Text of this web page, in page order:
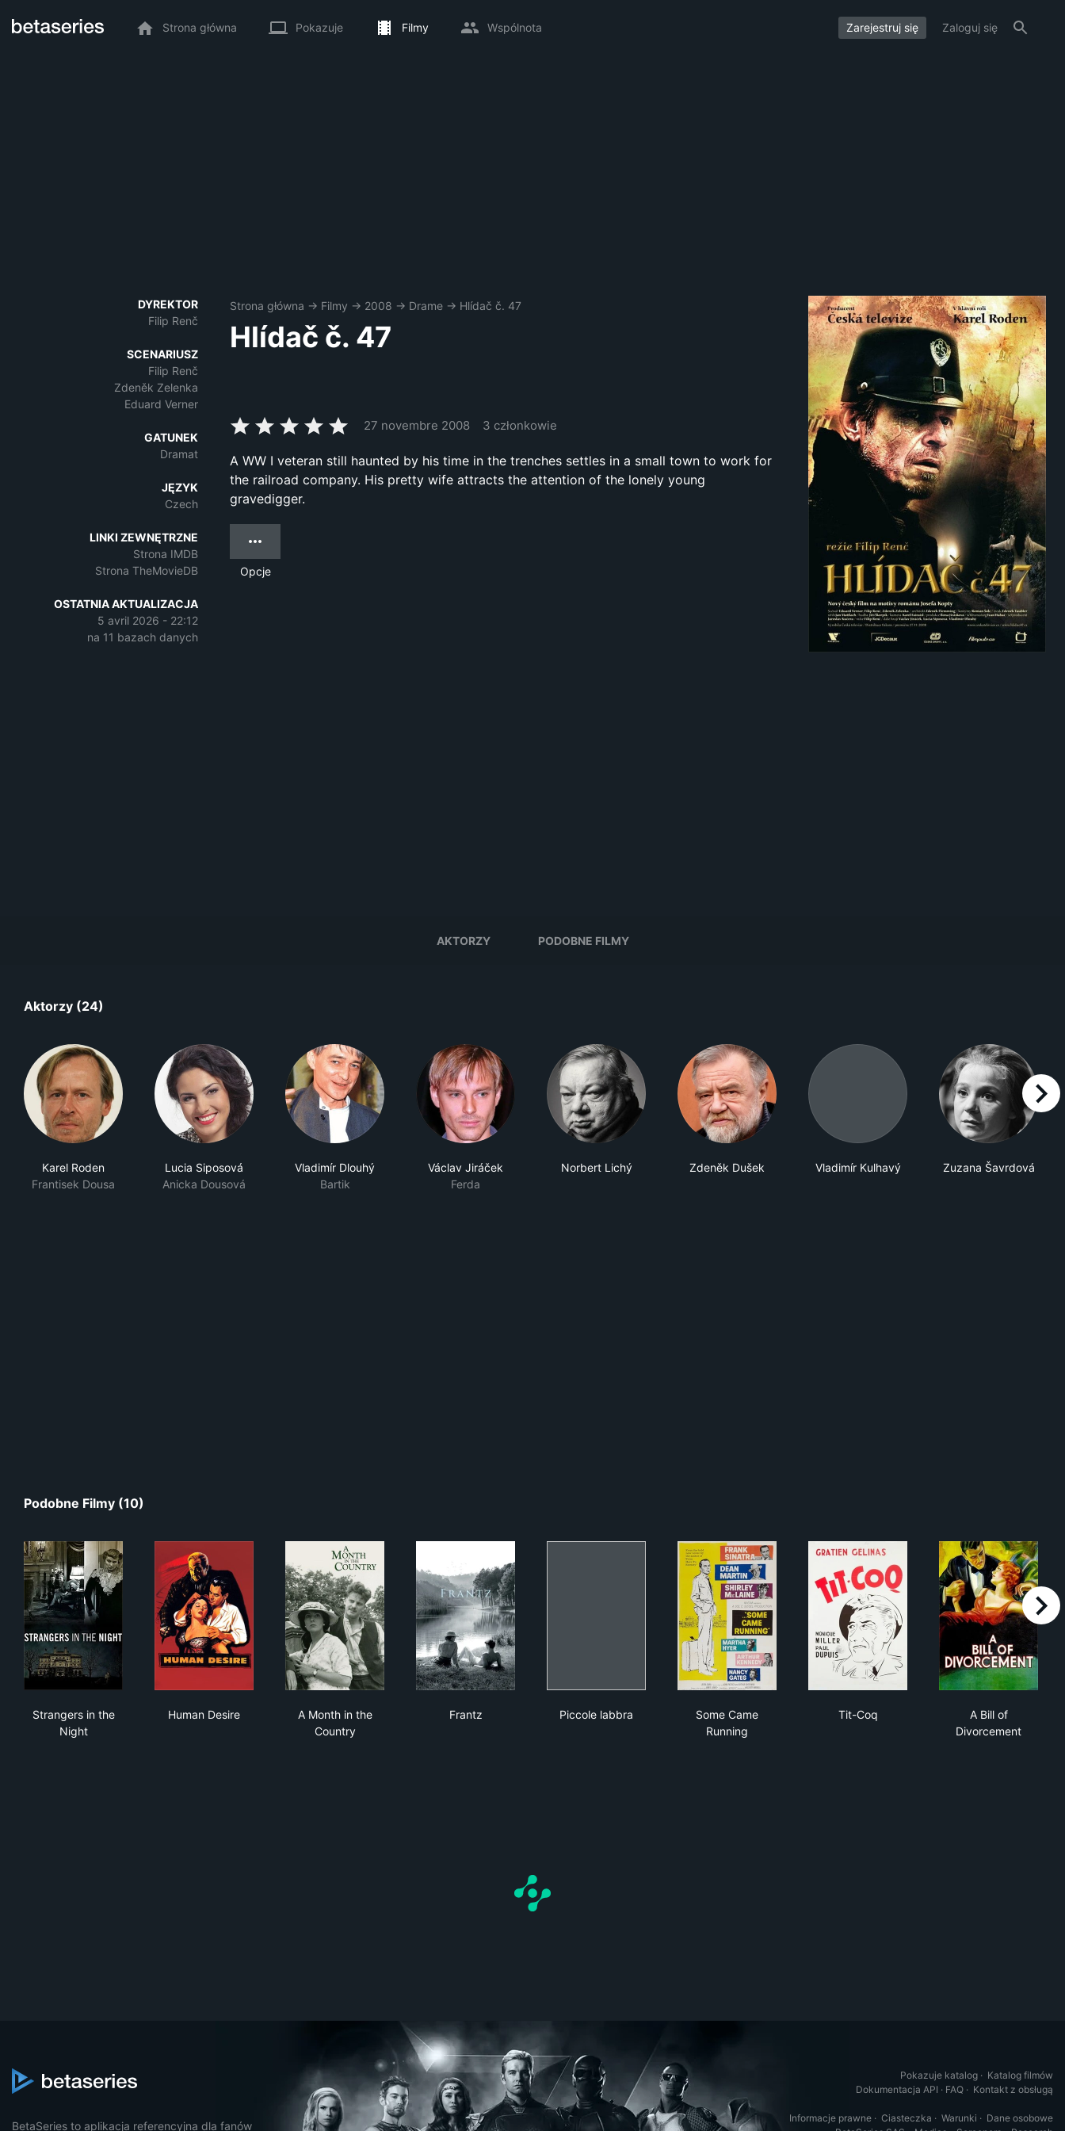
Strona główna Pokazuje Filmy Wspólnota Zarejestruj się Zaloguj się
DYREKTOR
Filip Renč
SCENARIUSZ
Filip Renč
Zdeněk Zelenka
Eduard Verner
GATUNEK
Dramat
JĘZYK
Czech
LINKI ZEWNĘTRZNE
Strona IMDB
Strona TheMovieDB
OSTATNIA AKTUALIZACJA
5 avril 2026 - 22:12
na 11 bazach danych
Strona główna → Filmy → 2008 → Drame → Hlídač č. 47
Hlídač č. 47
27 novembre 2008 3 członkowie
A WW I veteran still haunted by his time in the trenches settles in a small town to work for
the railroad company. His pretty wife attracts the attention of the lonely young
gravedigger.
Opcje
AKTORZY PODOBNE FILMY
Aktorzy (24)
Karel Roden
Frantisek Dousa
Lucia Siposová
Anicka Dousová
Vladimír Dlouhý
Bartik
Václav Jiráček
Ferda
Norbert Lichý Zdeněk Dušek Vladimír Kulhavý Zuzana Šavrdová
right
Podobne Filmy (10)
Strangers in the
Night
Human Desire
A Month in the
Country
Frantz
Piccole labbra
Some Came
Running
Tit-Coq
A Bill of
Divorcement
right
BetaSeries to aplikacja referencyjna dla fanów
Pokazuje katalog · Katalog filmów
Dokumentacja API · FAQ · Kontakt z obsługą
Informacje prawne · Ciasteczka · Warunki · Dane osobowe